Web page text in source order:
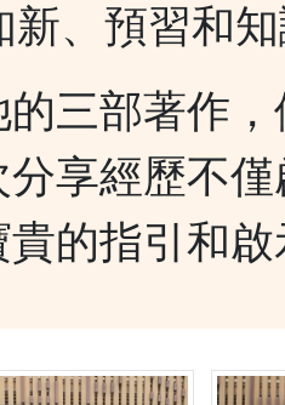
、預習和
三部著作
分享經歷不
的指引和啟